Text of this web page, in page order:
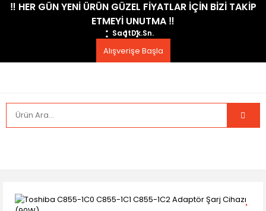
​‼️​ HER GÜN YENİ ÜRÜN GÜZEL FİYATLAR İÇİN BİZİ TAKİP
ETMEYİ UNUTMA ​‼️​
SaatDk.Sn.
Alışverişe Başla